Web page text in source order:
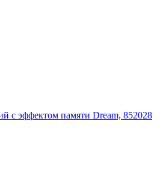
с эффектом памяти Dream, 852028